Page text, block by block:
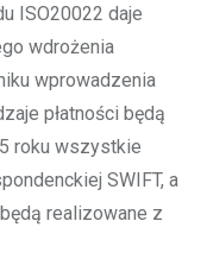
ISO20022 daje
wdrożenia
wprowadzenia
płatności będą
roku wszystkie
SWIFT, a
realizowane z